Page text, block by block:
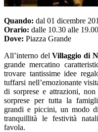
Quando: dal 01 dicembre
Orario: dalle 10.30 alle 19.00
Dove: Piazza Grande
All’interno delVillaggio di
grande mercatino
trovare tantissime idee
tuffarsi nell’emozionante
di sorprese e attrazioni,
sorprese per tutta la
grandi e piccini, un modo
tranquillità le festività
favola.